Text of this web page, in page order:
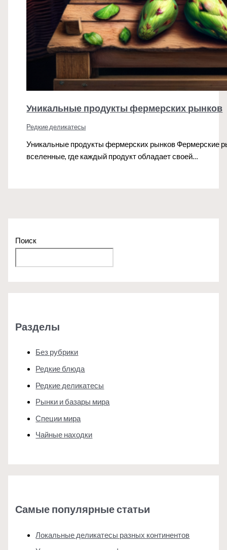
Уникальные продукты фермерских рынков
Редкие деликатесы
Уникальные продукты фермерских рынков Фермерские
вселенные, где каждый продукт обладает своей…
Поиск
Разделы
Без рубрики
Редкие блюда
Редкие деликатесы
Рынки и базары мира
Специи мира
Чайные находки
Самые популярные статьи
Локальные деликатесы разных континентов